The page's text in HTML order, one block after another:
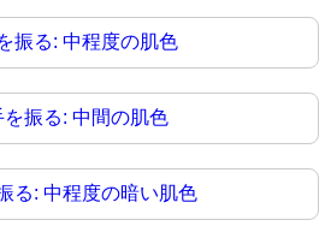
振る: 中程度の肌色
を振る: 中間の肌色
る: 中程度の暗い肌色